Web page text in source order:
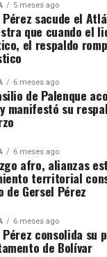
5 meses ago
Pérez sacude el
que cuando el
el respaldo
6 meses ago
de Palenque
manifestó su
6 meses ago
afro, alianzas
territorial
de Gersel Pérez
6 meses ago
Pérez consolida su
de Bolívar